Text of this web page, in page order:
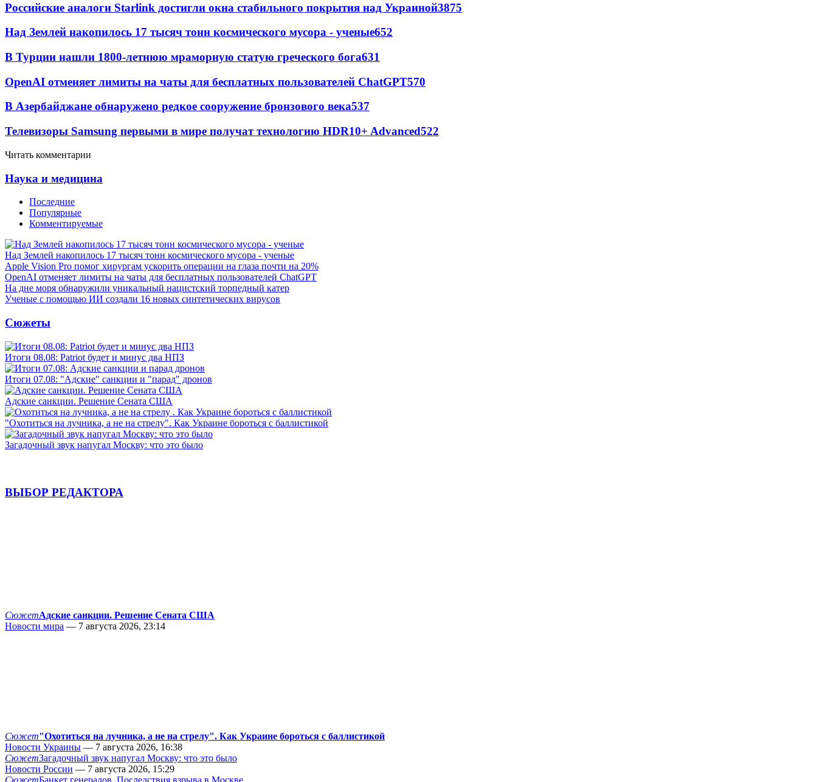
Российские аналоги Starlink достигли окна стабильного покрытия над Украиной3875
Над Землей накопилось 17 тысяч тонн космического мусора - ученые652
В Турции нашли 1800-летнюю мраморную статую греческого бога631
OpenAI отменяет лимиты на чаты для бесплатных пользователей ChatGPT570
В Азербайджане обнаружено редкое сооружение бронзового века537
Телевизоры Samsung первыми в мире получат технологию HDR10+ Advanced522
Читать комментарии
Наука и медицина
Последние
Популярные
Комментируемые
Над Землей накопилось 17 тысяч тонн космического мусора - ученые
Apple Vision Pro помог хирургам ускорить операции на глаза почти на 20%
OpenAI отменяет лимиты на чаты для бесплатных пользователей ChatGPT
На дне моря обнаружили уникальный нацистский торпедный катер
Ученые с помощью ИИ создали 16 новых синтетических вирусов
Сюжеты
Итоги 08.08: Patriot будет и минус два НПЗ
Итоги 07.08: "Адские" санкции и "парад" дронов
Адские санкции. Решение Сената США
"Охотиться на лучника, а не на стрелу". Как Украине бороться с баллистикой
Загадочный звук напугал Москву: что это было
ВЫБОР РЕДАКТОРА
СюжетАдские санкции. Решение Сената США
Новости мира — 7 августа 2026, 23:14
Сюжет"Охотиться на лучника, а не на стрелу". Как Украине бороться с баллистикой
Новости Украины — 7 августа 2026, 16:38
СюжетЗагадочный звук напугал Москву: что это было
Новости России — 7 августа 2026, 15:29